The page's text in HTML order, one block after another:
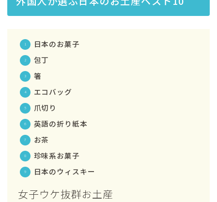
日本のお菓子
包丁
箸
エコバッグ
爪切り
英語の折り紙本
お茶
珍味系お菓子
日本のウィスキー
女子ウケ抜群お土産